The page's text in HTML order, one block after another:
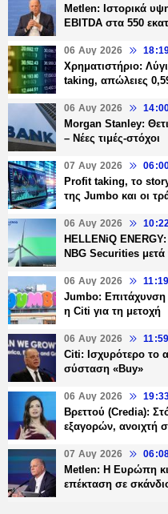
Metlen: Ιστορικά
EBITDA στα 550
06 Αυγ 2026
Χρηματιστήριο:
taking, απώλειες
06 Αυγ 2026
Morgan Stanley:
– Νέες τιμές-στόχοι
07 Αυγ 2026
Profit taking, το
της Jumbo και οι
06 Αυγ 2026
HELLENiQ
NBG Securities μετά
06 Αυγ 2026 11:19
Jumbo: Επιτάχυνση
η Citi για τη μετοχή
06 Αυγ 2026 11:59
Citi: Ισχυρότερο το
σύσταση «Buy»
06 Αυγ 2026
Βρεττού (Credia):
εξαγορών, ανοιχτή
07 Αυγ 2026
Metlen: Η Ευρώπη
επέκταση σε